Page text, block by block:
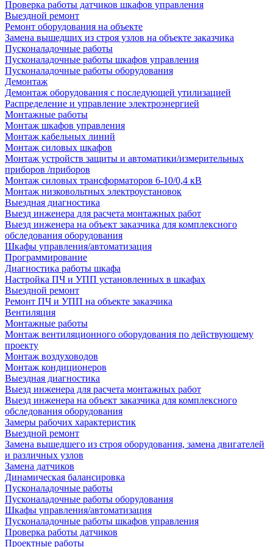
Проверка работы датчиков шкафов управления
Выездной ремонт
Ремонт оборудования на объекте
Замена вышедших из строя узлов на объекте заказчика
Пусконаладочные работы
Пусконаладочные работы шкафов управления
Пусконаладочные работы оборудования
Демонтаж
Демонтаж оборудования с последующей утилизацией
Распределение и управление электроэнергией
Монтажные работы
Монтаж шкафов управления
Монтаж кабельных линий
Монтаж силовых шкафов
Монтаж устройств защиты и автоматики/измерительных
приборов /приборов
Монтаж силовых трансформаторов 6-10/0,4 кВ
Монтаж низковольтных электроустановок
Выездная диагностика
Выезд инженера для расчета монтажных работ
Выезд инженера на объект заказчика для комплексного
обследования оборудования
Шкафы управления/автоматизация
Программирование
Диагностика работы шкафа
Настройка ПЧ и УПП установленных в шкафах
Выездной ремонт
Ремонт ПЧ и УПП на объекте заказчика
Вентиляция
Монтажные работы
Монтаж вентиляционного оборудования по действующему
проекту
Монтаж воздуховодов
Монтаж кондиционеров
Выездная диагностика
Выезд инженера для расчета монтажных работ
Выезд инженера на объект заказчика для комплексного
обследования оборудования
Замеры рабочих характеристик
Выездной ремонт
Замена вышедшего из строя оборудования, замена двигателей
и различных узлов
Замена датчиков
Динамическая балансировка
Пусконаладочные работы
Пусконаладочные работы оборудования
Шкафы управления/автоматизация
Пусконаладочные работы шкафов управления
Проверка работы датчиков
Проектные работы